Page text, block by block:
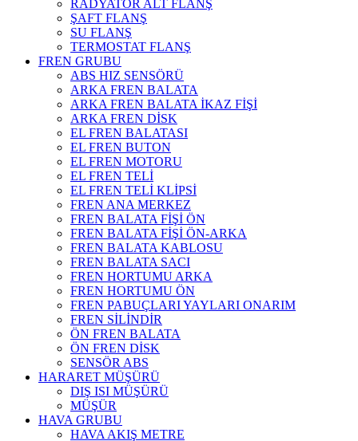
RADYATÖR ALT FLANŞ
ŞAFT FLANŞ
SU FLANŞ
TERMOSTAT FLANŞ
FREN GRUBU
ABS HIZ SENSÖRÜ
ARKA FREN BALATA
ARKA FREN BALATA İKAZ FİŞİ
ARKA FREN DİSK
EL FREN BALATASI
EL FREN BUTON
EL FREN MOTORU
EL FREN TELİ
EL FREN TELİ KLİPSİ
FREN ANA MERKEZ
FREN BALATA FİŞİ ÖN
FREN BALATA FİŞİ ÖN-ARKA
FREN BALATA KABLOSU
FREN BALATA SACI
FREN HORTUMU ARKA
FREN HORTUMU ÖN
FREN PABUÇLARI YAYLARI ONARIM
FREN SİLİNDİR
ÖN FREN BALATA
ÖN FREN DİSK
SENSÖR ABS
HARARET MÜŞÜRÜ
DIŞ ISI MÜŞÜRÜ
MÜŞÜR
HAVA GRUBU
HAVA AKIŞ METRE